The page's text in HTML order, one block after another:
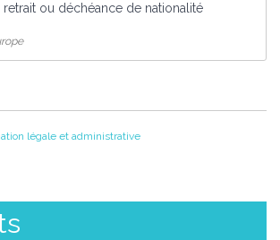
retrait ou déchéance de nationalité
légale et administrative